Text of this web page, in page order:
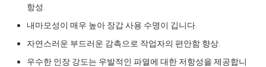
항성.
내마모성이 매우 높아 장갑 사용 수명이 깁니다.
자연스러운 부드러운 감촉으로 작업자의 편안함 향상.
우수한 인장 강도는 우발적인 파열에 대한 저항성을 제공합니